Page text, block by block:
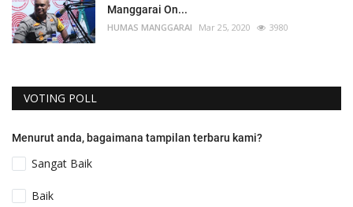
Manggarai On...
HUMAS MANGGARAI Mar 25, 2020 3980
VOTING POLL
Menurut anda, bagaimana tampilan terbaru kami?
Sangat Baik
Baik